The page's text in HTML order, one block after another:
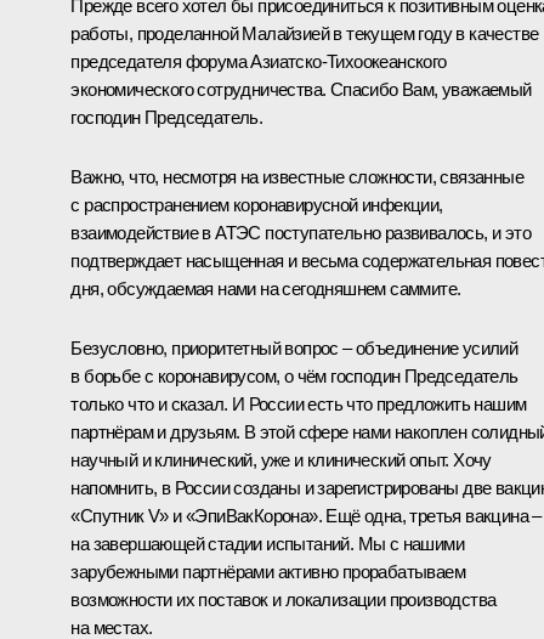
Прежде всего хотел бы присоединиться к позитивным
работы, проделанной Малайзией в текущем году в качестве
председателя форума Азиатско-Тихоокеанского
экономического сотрудничества. Спасибо Вам, уважаемый
господин Председатель.
Важно, что, несмотря на известные сложности, связанные
с распространением коронавирусной инфекции,
взаимодействие в АТЭС поступательно развивалось, и это
подтверждает насыщенная и весьма содержательная
дня, обсуждаемая нами на сегодняшнем саммите.
Безусловно, приоритетный вопрос – объединение усилий
в борьбе с коронавирусом, о чём господин Председатель
только что и сказал. И России есть что предложить нашим
партнёрам и друзьям. В этой сфере нами накоплен
научный и клинический, уже и клинический опыт. Хочу
напомнить, в России созданы и зарегистрированы две
«Спутник V» и «ЭпиВакКорона». Ещё одна, третья вакцина –
на завершающей стадии испытаний. Мы с нашими
зарубежными партнёрами активно прорабатываем
возможности их поставок и локализации производства
на местах.